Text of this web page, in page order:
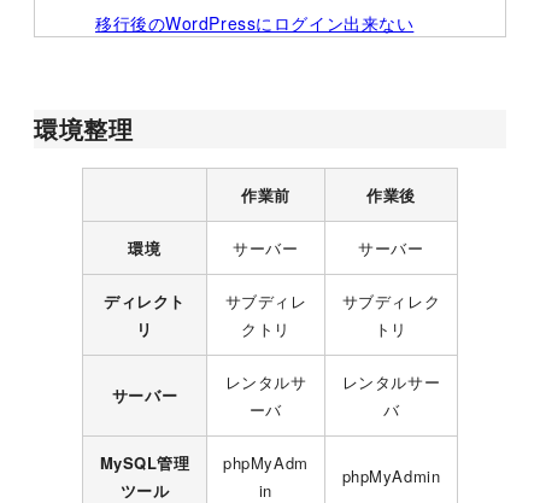
移行後のWordPressにログイン出来ない
環境整理
作業前 作業後
環境 サーバー サーバー
ディレクト
リ
サブディレ
クトリ
サブディレク
トリ
サーバー
レンタルサ
ーバ
レンタルサー
バ
MySQL管理
ツール
phpMyAdm
in
phpMyAdmin